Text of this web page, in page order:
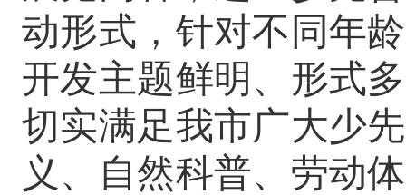
动形式，针对不同年
开发主题鲜明、形式
切实满足我市广大少
义、自然科普、劳动